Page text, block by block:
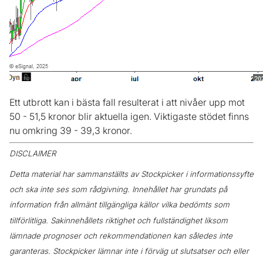
Ett utbrott kan i bästa fall resulterat i att nivåer upp mot
50 - 51,5 kronor blir aktuella igen. Viktigaste stödet finns
nu omkring 39 - 39,3 kronor.
DISCLAIMER
Detta material har sammanställts av Stockpicker i informationssyfte
och ska inte ses som rådgivning. Innehållet har grundats på
information från allmänt tillgängliga källor vilka bedömts som
tillförlitliga. Sakinnehållets riktighet och fullständighet liksom
lämnade prognoser och rekommendationen kan således inte
garanteras. Stockpicker lämnar inte i förväg ut slutsatser och eller